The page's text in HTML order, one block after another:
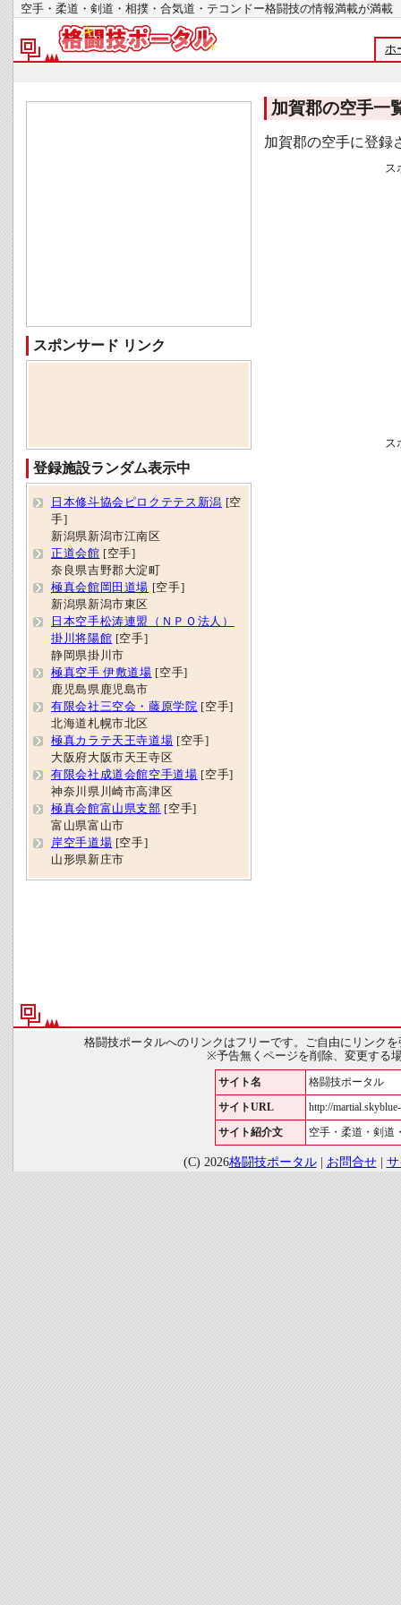
空手・柔道・剣道・相撲・合気道・テコンドー格闘技の情報満載が
ホ
加賀郡の空手一
加賀郡の空手に登録
ス
ス
スポンサード リンク
登録施設ランダム表示中
日本修斗協会ピロクテテス新潟 [空
手]
新潟県新潟市江南区
正道会館 [空手]
奈良県吉野郡大淀町
極真会館岡田道場 [空手]
新潟県新潟市東区
日本空手松涛連盟（ＮＰＯ法人）
掛川将陽館 [空手]
静岡県掛川市
極真空手 伊敷道場 [空手]
鹿児島県鹿児島市
有限会社三空会・藤原学院 [空手]
北海道札幌市北区
極真カラテ天王寺道場 [空手]
大阪府大阪市天王寺区
有限会社成道会館空手道場 [空手]
神奈川県川崎市高津区
極真会館富山県支部 [空手]
富山県富山市
岸空手道場 [空手]
山形県新庄市
格闘技ポータルへのリンクはフリーです。ご自由にリンク
※予告無くページを削除、変更する
サイト名 格闘技ポータル
サイトURL http://
サイト紹介文 空手・柔道・剣道
(C) 2026格闘技ポータル| お問合せ|